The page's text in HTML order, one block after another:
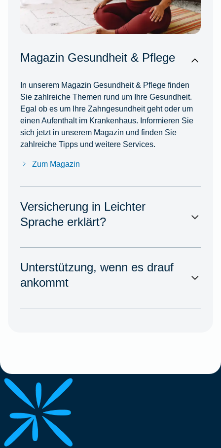
Magazin Gesundheit & Pflege
In unserem Magazin Gesundheit & Pflege finden
Sie zahlreiche Themen rund um Ihre Gesundheit.
Egal ob es um Ihre Zahngesundheit geht oder um
einen Aufenthalt im Krankenhaus. Informieren Sie
sich jetzt in unserem Magazin und finden Sie
zahlreiche Tipps und weitere Services.
Zum Magazin
Versicherung in Leichter
Sprache erklärt?
Unterstützung, wenn es drauf
ankommt